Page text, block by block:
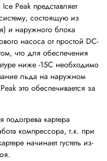
Peak представляет
состоящую из
и наружного блока
насоса от простой DC-
что для обеспечения
ниже -15С необходимо
льда на наружном
это обеспечивается за
подогрева картера
компрессора, т.к. при
начинает густеть из-